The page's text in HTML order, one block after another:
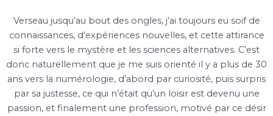
Verseau jusqu’au bout des ongles, j’ai toujours eu soif de
connaissances, d’expériences nouvelles, et cette attirance
si forte vers le mystère et les sciences alternatives. C’est
donc naturellement que je me suis orienté il y a plus de 30
ans vers la numérologie, d’abord par curiosité, puis surpris
par sa justesse, ce qui n’était qu’un loisir est devenu une
passion, et finalement une profession, motivé par ce désir